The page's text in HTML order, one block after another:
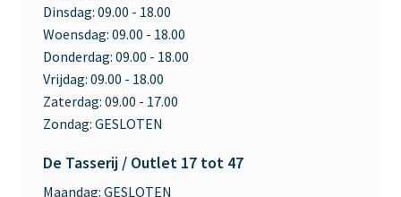
Dinsdag: 09.00 - 18.00
Woensdag: 09.00 - 18.00
Donderdag: 09.00 - 18.00
Vrijdag: 09.00 - 18.00
Zaterdag: 09.00 - 17.00
Zondag: GESLOTEN
De Tasserij / Outlet 17 tot 47
Maandag: GESLOTEN